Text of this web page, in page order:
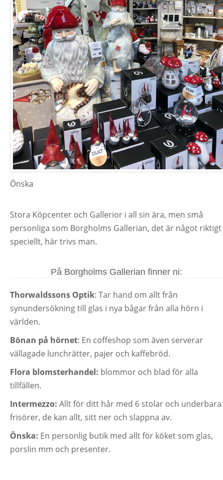
Önska
Stora Köpcenter och Gallerior i all sin ära, men små
personliga som Borgholms Gallerian, det är något riktigt
speciellt, här trivs man.
På Borgholms Gallerian finner ni:
Thorwaldssons Optik: Tar hand om allt från
synundersökning till glas i nya bågar från alla hörn i
världen.
Bönan på hörnet: En coffeshop som även serverar
vällagade lunchrätter, pajer och kaffebröd.
Flora blomsterhandel: blommor och blad för alla
tillfällen.
Intermezzo: Allt för ditt hår med 6 stolar och underbara
frisörer, de kan allt, sitt ner och slappna av.
Önska: En personlig butik med allt för köket som glas,
porslin mm och presenter.